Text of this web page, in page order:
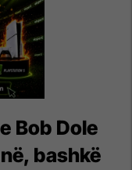
Bob Dole
bashkë